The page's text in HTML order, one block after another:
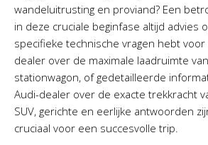
wandeluitrusting en proviand? Een
in deze cruciale beginfase altijd advies
specifieke technische vragen hebt voor
dealer over de maximale laadruimte
stationwagon, of gedetailleerde
Audi-dealer over de exacte trekkracht
SUV, gerichte en eerlijke antwoorden
cruciaal voor een succesvolle trip.